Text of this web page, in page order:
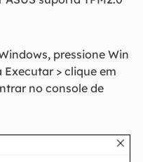
pressione Win
> clique em
no console de